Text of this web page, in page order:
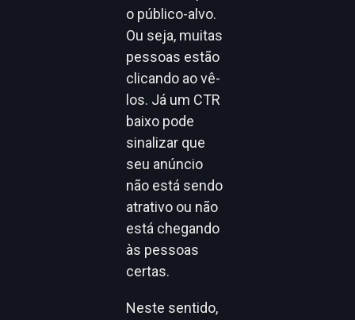
o público-alvo.
Ou seja, muitas
pessoas estão
clicando ao vê-
los. Já um CTR
baixo pode
sinalizar que
seu anúncio
não está sendo
atrativo ou não
está chegando
às pessoas
certas.
Neste sentido,